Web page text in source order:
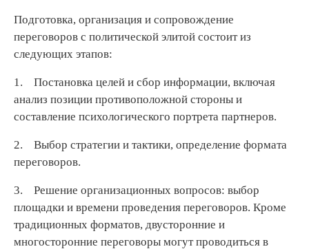
Подготовка, организация и сопровождение
переговоров с политической элитой состоит из
следующих этапов:
1. Постановка целей и сбор информации, включая
анализ позиции противоположной стороны и
составление психологического портрета партнеров.
2. Выбор стратегии и тактики, определение формата
переговоров.
3. Решение организационных вопросов: выбор
площадки и времени проведения переговоров. Кроме
традиционных форматов, двусторонние и
многосторонние переговоры могут проводиться в